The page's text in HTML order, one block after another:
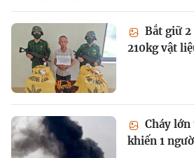
Bắt giữ
210kg vật
Cháy lớn
khiến 1